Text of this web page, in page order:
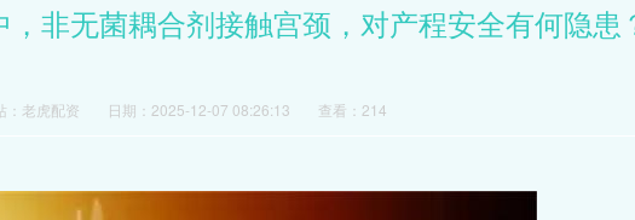
非无菌耦合剂接触宫颈，对产程安全有何隐患
：老虎配资 日期：2025-12-07 08:26:13 查看：214